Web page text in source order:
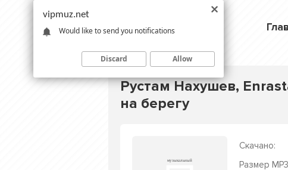
Рустам Нахушев,
на берегу
Скачано:
Размер
vipmuz.net
Would like to send you notifications
Discard Allow